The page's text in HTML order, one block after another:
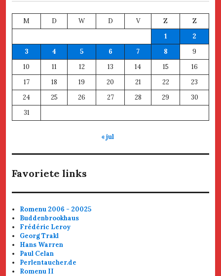
M D W D V Z
Z
1
2
3
4 5 6 7 8
9
10
11 12 13 14 15
16
17
18 19 20 21 22
23
24
25 26 27 28 29
30
31
« jul
Favoriete links
Romenu 2006 - 20025
Buddenbrookhaus
Frédéric Leroy
Georg Trakl
Hans Warren
Paul Celan
Perlentaucher.de
Romenu II